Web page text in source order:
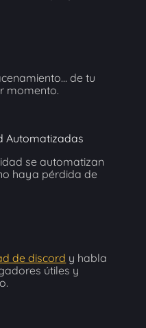
de tu
momento.
Automatizadas
se automatizan
haya pérdida de
de discord y habla
útiles y